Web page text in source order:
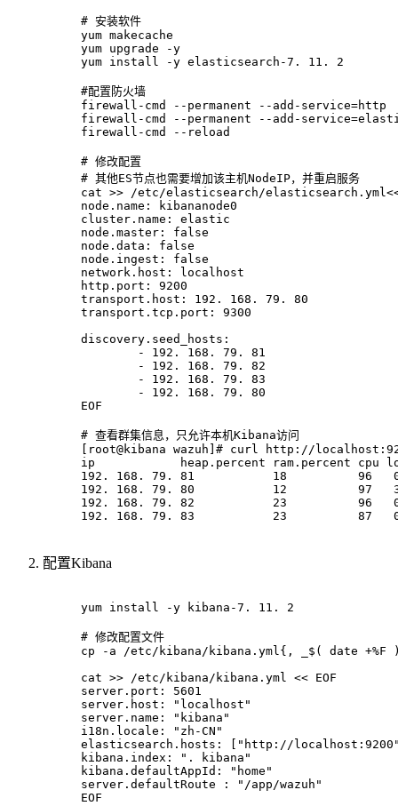
# 安装软件
yum makecache
yum upgrade -y
yum install -y elasticsearch-7. 11. 2
#配置防火墙
firewall-cmd --permanent --add-service=http
firewall-cmd --permanent --add-
firewall-cmd --reload
# 修改配置
# 其他ES节点也需要增加该主机NodeIP，并重启服务
cat >> /etc/elasticsearch/
node.name: kibananode0
cluster.name: elastic
node.master: false
node.data: false
node.ingest: false
network.host: localhost
http.port: 9200
transport.host: 192. 168. 79. 80
transport.tcp.port: 9300
discovery.seed_hosts:
        - 192. 168. 79. 81
        - 192. 168. 79. 82
        - 192. 168. 79. 83
        - 192. 168. 79. 80
EOF
# 查看群集信息，只允许本机Kibana访问
[root@kibana wazuh]# curl http://
ip            heap.percent ram.percent cpu
192. 168. 79. 81           18          96
192. 168. 79. 80           12          97
192. 168. 79. 82           23          96
192. 168. 79. 83           23          87
配置Kibana
yum install -y kibana-7. 11. 2
# 修改配置文件
cp -a /etc/kibana/kibana.yml{, _$( date +%F
cat >> /etc/kibana/kibana.yml << EOF
server.port: 5601
server.host: "localhost"
server.name: "kibana"
i18n.locale: "zh-CN"
elasticsearch.hosts: ["http://
kibana.index: ". kibana"
kibana.defaultAppId: "home"
server.defaultRoute : "/app/wazuh"
EOF